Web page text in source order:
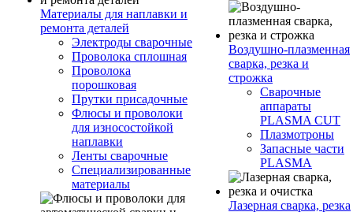
Материалы для наплавки и
ремонта деталей
Электроды сварочные
Проволока сплошная
Проволока
порошковая
Прутки присадочные
Флюсы и проволоки
для износостойкой
наплавки
Ленты сварочные
Специализированные
материалы
Воздушно-плазменная
сварка, резка и
строжка
Сварочные
аппараты
PLASMA CUT
Плазмотроны
Запасные части
PLASMA
Лазерная сварка, резка